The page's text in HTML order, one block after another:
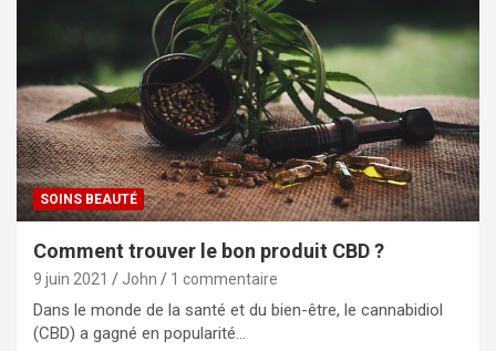
SOINS BEAUTÉ
Comment trouver le bon produit CBD ?
9 juin 2021 John 1 commentaire
Dans le monde de la santé et du bien-être, le cannabidiol
(CBD) a gagné en popularité…